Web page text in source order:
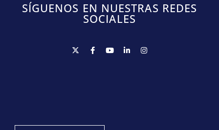
SÍGUENOS EN NUESTRAS REDES
SOCIALES